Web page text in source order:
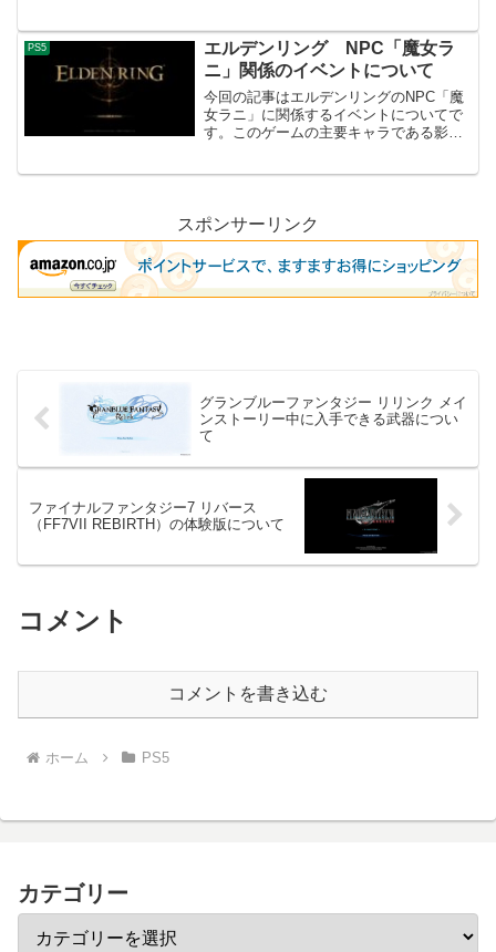
ストーリー中にある宝箱から武器を入手
する必要があります。他...
PS5
エルデンリング NPC「魔女ラ
ニ」関係のイベントについて
今回の記事はエルデンリングのNPC「魔
女ラニ」に関係するイベントについてで
す。このゲームの主要キャラである影響
スポンサーリンク
グランブルーファンタジー リリンク メイ
ンストーリー中に入手できる武器につい
て
ファイナルファンタジー7 リバース
（FF7VII REBIRTH）の体験版について
コメント
コメントを書き込む
ホーム PS5
カテゴリー